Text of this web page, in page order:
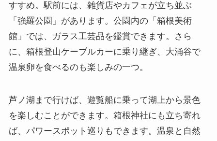
すすめ。駅前には、雑貨店やカフェが立ち並ぶ
「強羅公園」があります。公園内の「箱根美術
館」では、ガラス工芸品を鑑賞できます。さら
に、箱根登山ケーブルカーに乗り継ぎ、大涌谷で
温泉卵を食べるのも楽しみの一つ。
芦ノ湖まで行けば、遊覧船に乗って湖上から景色
を楽しむことができます。箱根神社にも立ち寄れ
ば、パワースポット巡りもできます。温泉と自然